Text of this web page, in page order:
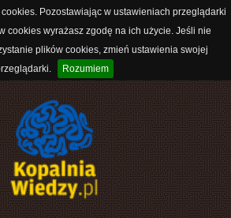
Pozostawiając w ustawieniach przeglądarki
cookies wyrażasz zgodę na ich użycie. Jeśli nie
plików cookies, zmień ustawienia swojej
Rozumiem